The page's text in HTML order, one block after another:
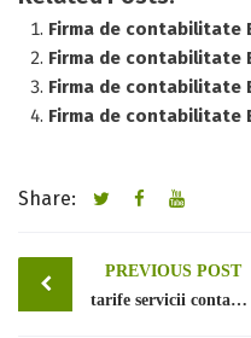
Firma de contabilitate
Firma de contabilitate
Firma de contabilitate
Firma de contabilitate
Share:
Post
navigation
PREVIOUS POST
tarife servicii contabilitate Rasova